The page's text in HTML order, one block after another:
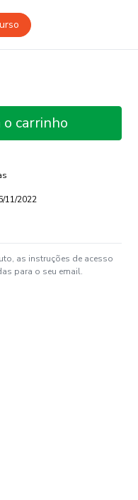
o carrinho
11/2022
as instruções de acesso
para o seu email.